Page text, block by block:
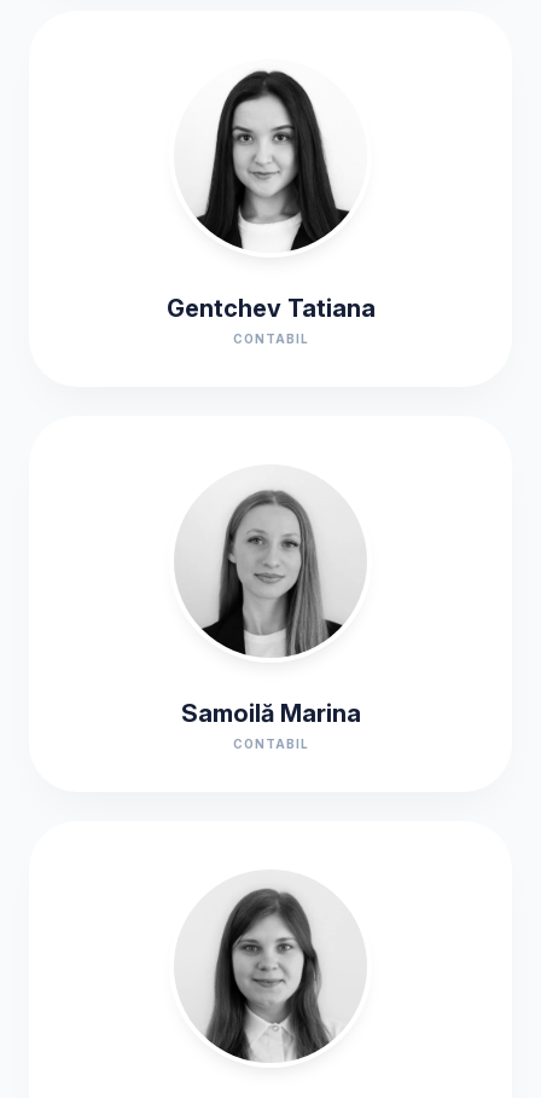
Gentchev Tatiana
CONTABIL
Samoilă Marina
CONTABIL